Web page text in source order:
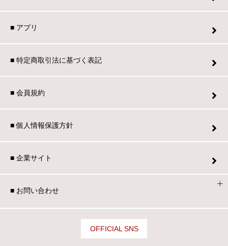
■ アプリ
■ 特定商取引法に基づく表記
■ 会員規約
■ 個人情報保護方針
■ 企業サイト
■ お問い合わせ
OFFICIAL SNS